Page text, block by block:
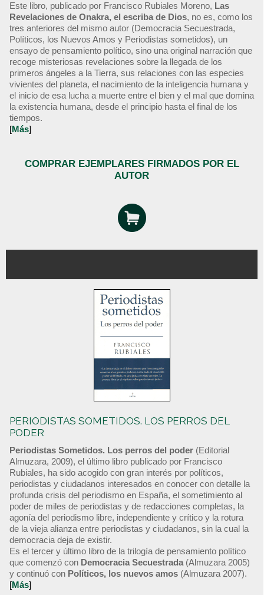
Este libro, publicado por Francisco Rubiales Moreno, Las
Revelaciones de Onakra, el escriba de Dios, no es, como los
tres anteriores del mismo autor (Democracia Secuestrada,
Políticos, los Nuevos Amos y Periodistas sometidos), un
ensayo de pensamiento político, sino una original narración que
recoge misteriosas revelaciones sobre la llegada de los
primeros ángeles a la Tierra, sus relaciones con las especies
vivientes del planeta, el nacimiento de la inteligencia humana y
el inicio de esa lucha a muerte entre el bien y el mal que domina
la existencia humana, desde el principio hasta el final de los
tiempos.
[Más]
COMPRAR EJEMPLARES FIRMADOS POR EL
AUTOR
PERIODISTAS SOMETIDOS. LOS PERROS DEL
PODER
Periodistas Sometidos. Los perros del poder (Editorial
Almuzara, 2009), el último libro publicado por Francisco
Rubiales, ha sido acogido con gran interés por políticos,
periodistas y ciudadanos interesados en conocer con detalle la
profunda crisis del periodismo en España, el sometimiento al
poder de miles de periodistas y de redacciones completas, la
agonía del periodismo libre, independiente y crítico y la rotura
de la vieja alianza entre periodistas y ciudadanos, sin la cual la
democracia deja de existir.
Es el tercer y último libro de la trilogía de pensamiento político
que comenzó con Democracia Secuestrada (Almuzara 2005)
y continuó con Políticos, los nuevos amos (Almuzara 2007).
[Más]